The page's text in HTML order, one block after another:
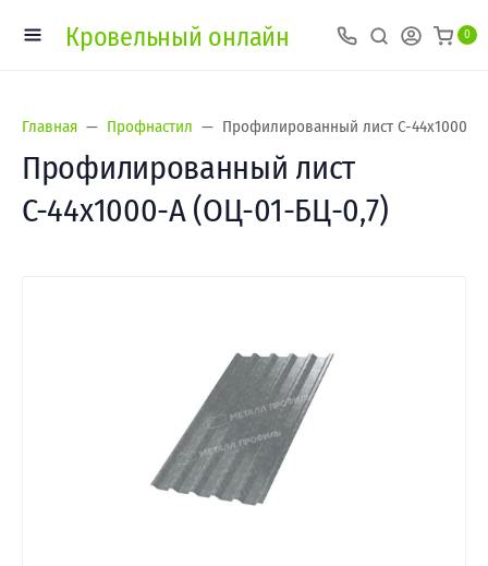
Кровельный онлайн 0
Главная Профнастил Профилированный лист С-44х1000-
Профилированный лист
С-44х1000-A (ОЦ-01-БЦ-0,7)